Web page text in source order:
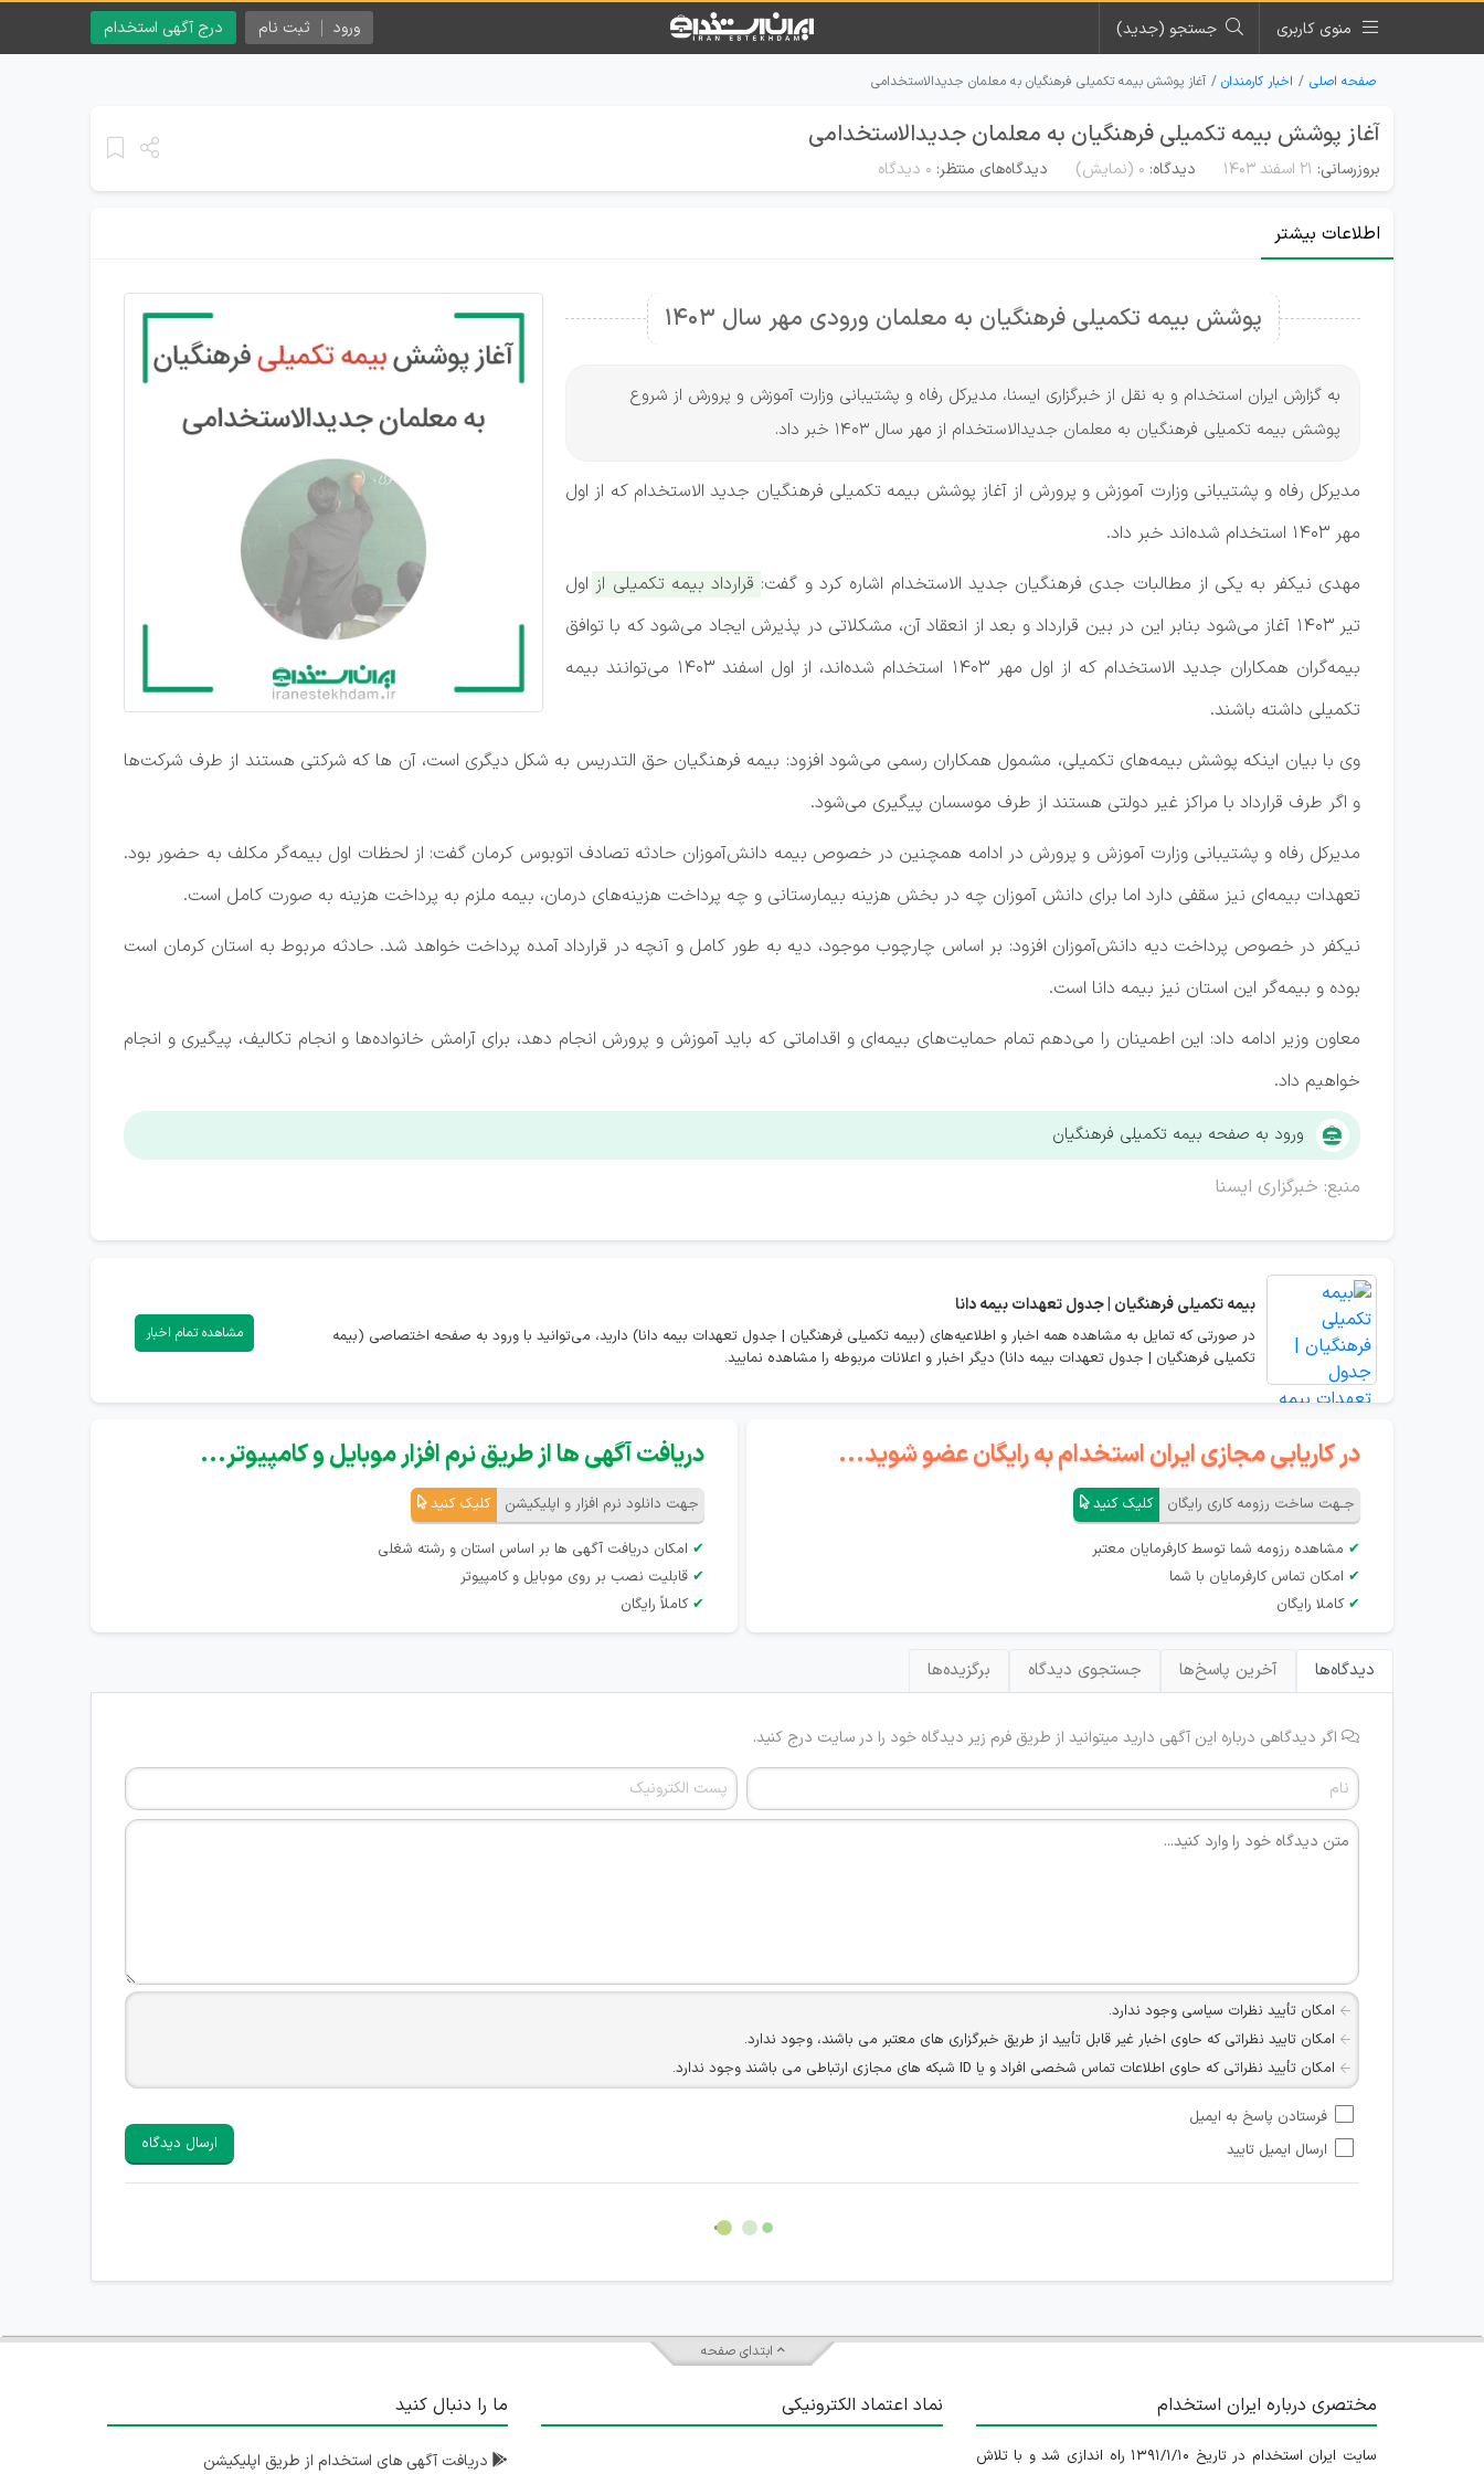
منوی کاربری جستجو (جدید) درج آگهی استخدام ورود ثبت نام
صفحه اصلی اخبار کارمندان آغاز پوشش بیمه تکمیلی فرهنگیان به معلمان جدیدالاستخدامی
آغاز پوشش بیمه تکمیلی فرهنگیان به معلمان جدیدالاستخدامی
بروزرسانی: ۲۱ اسفند ۱۴۰۳ دیدگاه: 0 (نمایش) دیدگاه‌های منتظر: ۰ دیدگاه
اطلاعات بیشتر
پوشش بیمه تکمیلی فرهنگیان به معلمان ورودی مهر سال 1403
به گزارش ایران استخدام و به نقل از خبرگزاری ایسنا، مدیرکل رفاه و پشتیبانی وزارت آموزش و پرورش از شروع
پوشش بیمه تکمیلی فرهنگیان به معلمان جدیدالاستخدام از مهر سال 1403 خبر داد.
مدیرکل رفاه و پشتیبانی وزارت آموزش و پرورش از آغاز پوشش بیمه تکمیلی فرهنگیان جدید الاستخدام که از اول
مهر ۱۴۰۳ استخدام شده‌اند خبر داد.
مهدی نیکفر به یکی از مطالبات جدی فرهنگیان جدید الاستخدام اشاره کرد و گفت: قرارداد بیمه تکمیلی از اول
تیر ۱۴۰۳ آغاز می‌شود بنابر این در بین قرارداد و بعد از انعقاد آن، مشکلاتی در پذیرش ایجاد می‌شود که با توافق
بیمه‌گران همکاران جدید الاستخدام که از اول مهر ۱۴۰۳ استخدام شده‌اند، از اول اسفند ۱۴۰۳ می‌توانند بیمه
تکمیلی داشته باشند.
وی با بیان اینکه پوشش بیمه‌های تکمیلی، مشمول همکاران رسمی می‌شود افزود: بیمه فرهنگیان حق التدریس به شکل دیگری است، آن ها که شرکتی هستند از طرف شرکت‌ها
و اگر طرف قرارداد با مراکز غیر دولتی هستند از طرف موسسان پیگیری می‌شود.
مدیرکل رفاه و پشتیبانی وزارت آموزش و پرورش در ادامه همچنین در خصوص بیمه دانش‌آموزان حادثه تصادف اتوبوس کرمان گفت: از لحظات اول بیمه‌گر مکلف به حضور بود.
تعهدات بیمه‌ای نیز سقفی دارد اما برای دانش آموزان چه در بخش هزینه بیمارستانی و چه پرداخت هزینه‌های درمان، بیمه ملزم به پرداخت هزینه به صورت کامل است.
نیکفر در خصوص پرداخت دیه دانش‌آموزان افزود: بر اساس چارچوب موجود، دیه به طور کامل و آنچه در قرارداد آمده پرداخت خواهد شد. حادثه مربوط به استان کرمان است
بوده و بیمه‌گر این استان نیز بیمه دانا است.
معاون وزیر ادامه داد: این اطمینان را می‌دهم تمام حمایت‌های بیمه‌ای و اقداماتی که باید آموزش و پرورش انجام دهد، برای آرامش خانواده‌ها و انجام تکالیف، پیگیری و انجام
خواهیم داد.
ورود به صفحه بیمه تکمیلی فرهنگیان
منبع: خبرگزاری ایسنا
بیمه تکمیلی فرهنگیان | جدول تعهدات بیمه دانا
در صورتی که تمایل به مشاهده همه اخبار و اطلاعیه‌های (بیمه تکمیلی فرهنگیان | جدول تعهدات بیمه دانا) دارید، می‌توانید با ورود به صفحه اختصاصی (بیمه
تکمیلی فرهنگیان | جدول تعهدات بیمه دانا) دیگر اخبار و اعلانات مربوطه را مشاهده نمایید.
مشاهده تمام اخبار
در کاریابی مجازی ایران استخدام به رایگان عضو شوید...
جـهت ساخت رزومه کاری رایگان کلیک کنید
✔ مشاهده رزومه شما توسط کارفرمایان معتبر
✔ امکان تماس کارفرمایان با شما
✔ کاملا رایگان
دریافت آگهی ها از طریق نرم افزار موبایل و کامپیوتر...
جهت دانلود نرم افزار و اپلیکیشن کلیک کنید
✔ امکان دریافت آگهی ها بر اساس استان و رشته شغلی
✔ قابلیت نصب بر روی موبایل و کامپیوتر
✔ کاملاً رایگان
دیدگاه‌ها آخرین پاسخ‌ها جستجوی دیدگاه برگزیده‌ها
اگر دیدگاهی درباره این آگهی دارید میتوانید از طریق فرم زیر دیدگاه خود را در سایت درج کنید.
امکان تأیید نظرات سیاسی وجود ندارد.
امکان تایید نظراتی که حاوی اخبار غیر قابل تأیید از طریق خبرگزاری های معتبر می باشند، وجود ندارد.
امکان تأیید نظراتی که حاوی اطلاعات تماس شخصی افراد و یا ID شبکه های مجازی ارتباطی می باشند وجود ندارد.
هرگونه تحریک، تحقیر و کنایه به سایر افراد (مسئول و غیر مسئول) غیر مجاز می باشد.
امکان هماهنگی برای هرگونه ملاقات حضوری چه به صورت دسته جمعی و چه فردی توسط کاربران سایت وجود ندارد.
فرستادن پاسخ به ایمیل
ارسال ایمیل تایید
ارسال دیدگاه
ابتدای صفحه
مختصری درباره ایران استخدام
سایت ایران استخدام در تاریخ ۱۳۹۱/۱/۱۰ راه اندازی شد و با تلاش
نماد اعتماد الکترونیکی ما را دنبال کنید
دریافت آگهی های استخدام از طریق اپلیکیشن